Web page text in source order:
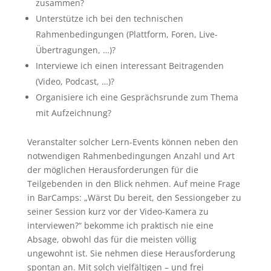
zusammen?
Unterstütze ich bei den technischen
Rahmenbedingungen (Plattform, Foren, Live-
Übertragungen, …)?
Interviewe ich einen interessant Beitragenden
(Video, Podcast, …)?
Organisiere ich eine Gesprächsrunde zum Thema
mit Aufzeichnung?
Veranstalter solcher Lern-Events können neben den
notwendigen Rahmenbedingungen Anzahl und Art
der möglichen Herausforderungen für die
Teilgebenden in den Blick nehmen. Auf meine Frage
in BarCamps: „Wärst Du bereit, den Sessiongeber zu
seiner Session kurz vor der Video-Kamera zu
interviewen?“ bekomme ich praktisch nie eine
Absage, obwohl das für die meisten völlig
ungewohnt ist. Sie nehmen diese Herausforderung
spontan an. Mit solch vielfältigen – und frei